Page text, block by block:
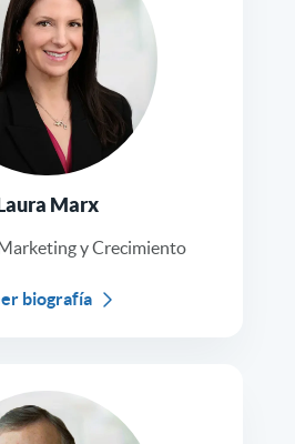
Marx
y Crecimiento
biografía